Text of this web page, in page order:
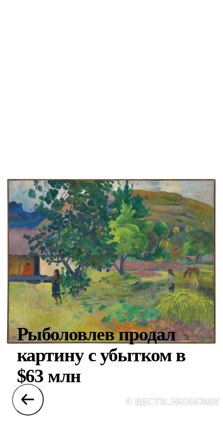
Рыболовлев продал
картину с убытком в
$63 млн
©